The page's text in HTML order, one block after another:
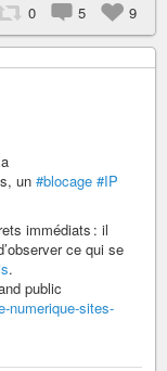
0 5 9
un #blocage #IP
immédiats : il
ce qui se
.
public
numerique-sites-